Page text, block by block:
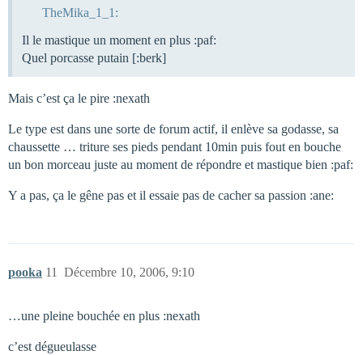
TheMika_1_1:
Il le mastique un moment en plus :paf:
Quel porcasse putain [:berk]
Mais c’est ça le pire :nexath
Le type est dans une sorte de forum actif, il enlève sa godasse, sa
chaussette … triture ses pieds pendant 10min puis fout en bouche
un bon morceau juste au moment de répondre et mastique bien :paf:
Y a pas, ça le gêne pas et il essaie pas de cacher sa passion :ane:
pooka Décembre 10, 2006, 9:10
11
…une pleine bouchée en plus :nexath
c’est dégueulasse